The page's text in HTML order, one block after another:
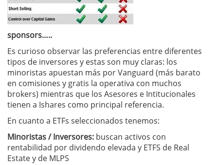
sponsors…..
Es curioso observar las preferencias entre diferentes
tipos de inversores y estas son muy claras: los
minoristas apuestan más por Vanguard (más barato
en comisiones y gratis la operativa con muchos
brokers) mientras que los Asesores e Intitucionales
tienen a Ishares como principal referencia.
En cuanto a ETFs seleccionados tenemos:
Minoristas / Inversores: buscan activos con
rentabilidad por dividendo elevada y ETFS de Real
Estate y de MLPS